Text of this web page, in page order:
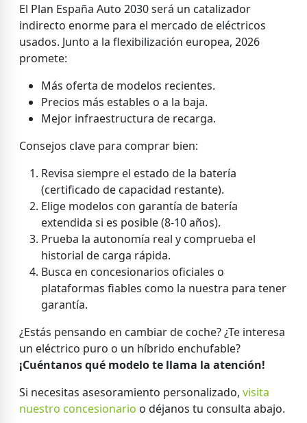
El Plan España Auto 2030 será un catalizador
indirecto enorme para el mercado de eléctricos
usados. Junto a la flexibilización europea, 2026
promete:
Más oferta de modelos recientes.
Precios más estables o a la baja.
Mejor infraestructura de recarga.
Consejos clave para comprar bien:
Revisa siempre el estado de la batería
(certificado de capacidad restante).
Elige modelos con garantía de batería
extendida si es posible (8-10 años).
Prueba la autonomía real y comprueba el
historial de carga rápida.
Busca en concesionarios oficiales o
plataformas fiables como la nuestra para tener
garantía.
¿Estás pensando en cambiar de coche? ¿Te interesa
un eléctrico puro o un híbrido enchufable?
¡Cuéntanos qué modelo te llama la atención!
Si necesitas asesoramiento personalizado, visita
nuestro concesionario o déjanos tu consulta abajo.